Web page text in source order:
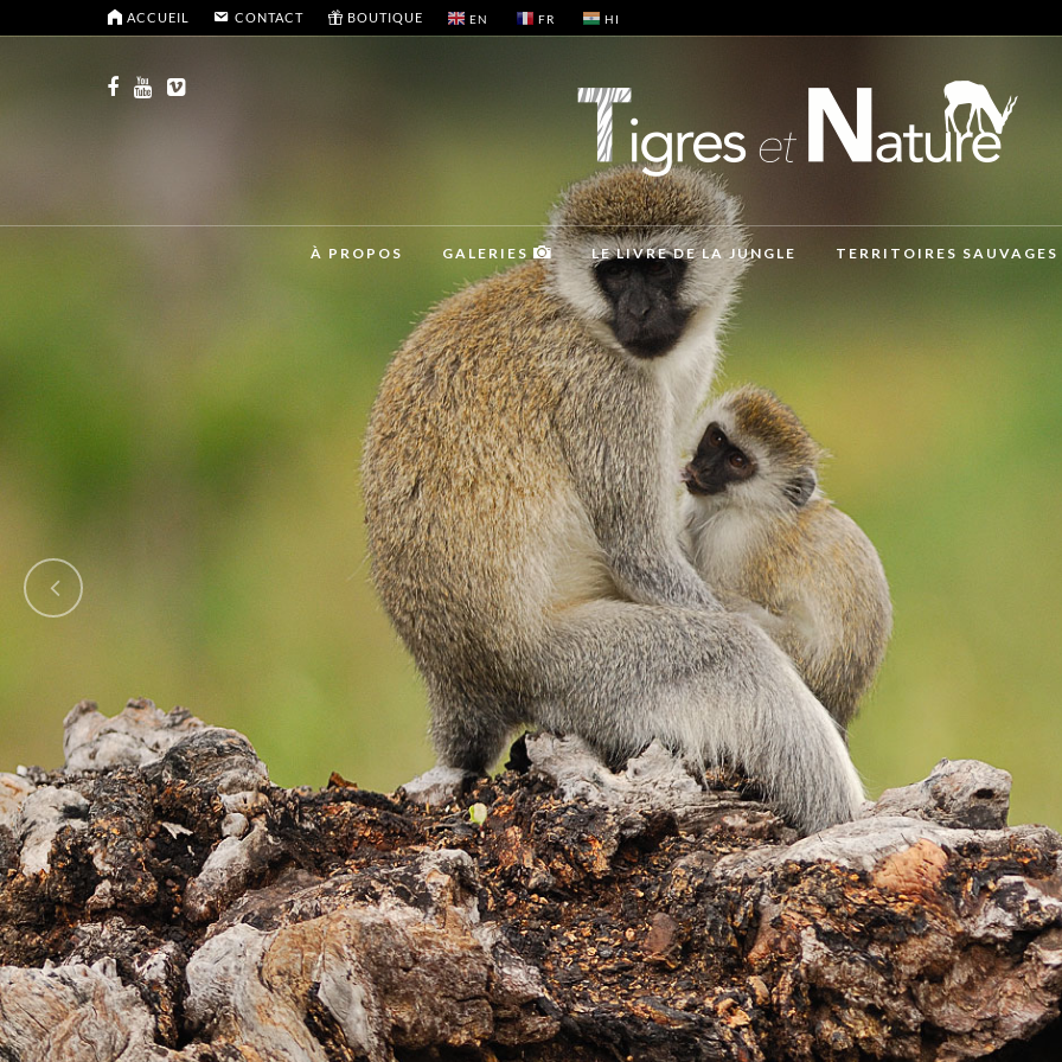
ACCUEIL CONTACT BOUTIQUE EN FR HI
À PROPOS GALERIES LE LIVRE DE LA JUNGLE TERRITOIRES SAUVAGES